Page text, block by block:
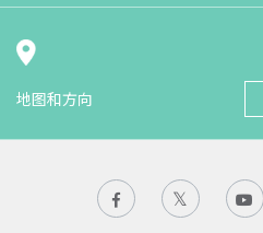
地图和方向